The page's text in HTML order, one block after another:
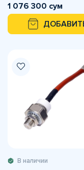
1 076 300 сум
В наличии